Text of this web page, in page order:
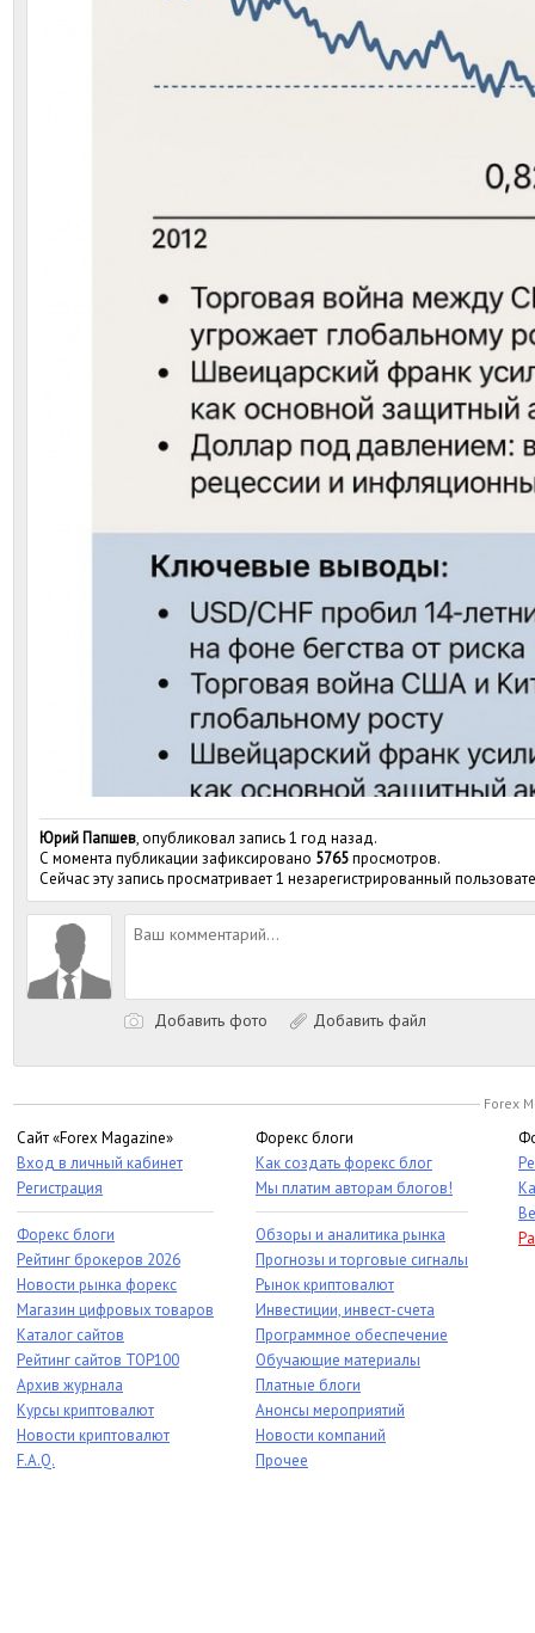
Юрий Папшев, опубликовал запись 1 год назад.
С момента публикации зафиксировано 5765просмотров.
Сейчас эту запись просматривает 1 незарегистрированный
Добавить фото Добавить файл
Forex
Сайт «Forex Magazine»
Вход в личный кабинет
Регистрация
Форекс блоги
Рейтинг брокеров 2026
Новости рынка форекс
Магазин цифровых товаров
Каталог сайтов
Рейтинг сайтов TOP100
Архив журнала
Курсы криптовалют
Новости криптовалют
F.A.Q.
Форекс блоги
Как создать форекс блог
Мы платим авторам блогов!
Обзоры и аналитика рынка
Прогнозы и торговые сигналы
Рынок криптовалют
Инвестиции, инвест-счета
Программное обеспечение
Обучающие материалы
Платные блоги
Анонсы мероприятий
Новости компаний
Прочее